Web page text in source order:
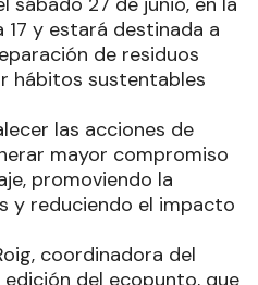
17 y estará destinada a
de residuos
hábitos sustentables
las acciones de
mayor compromiso
promoviendo la
y reduciendo el impacto
coordinadora del
del ecopunto, que